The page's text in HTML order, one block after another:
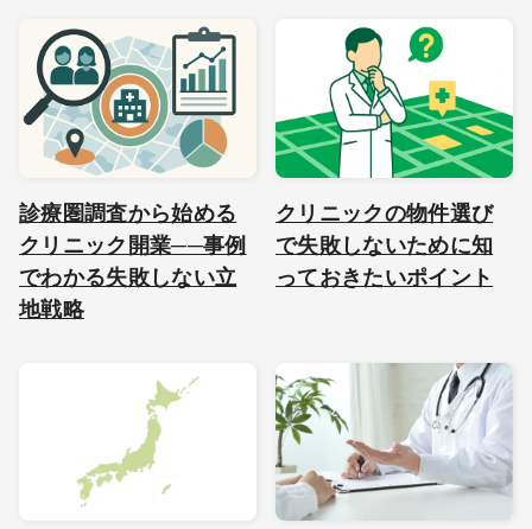
診療圏調査から始める
クリニック開業──事例
でわかる失敗しない立
地戦略
クリニックの物件選び
で失敗しないために知
っておきたいポイント